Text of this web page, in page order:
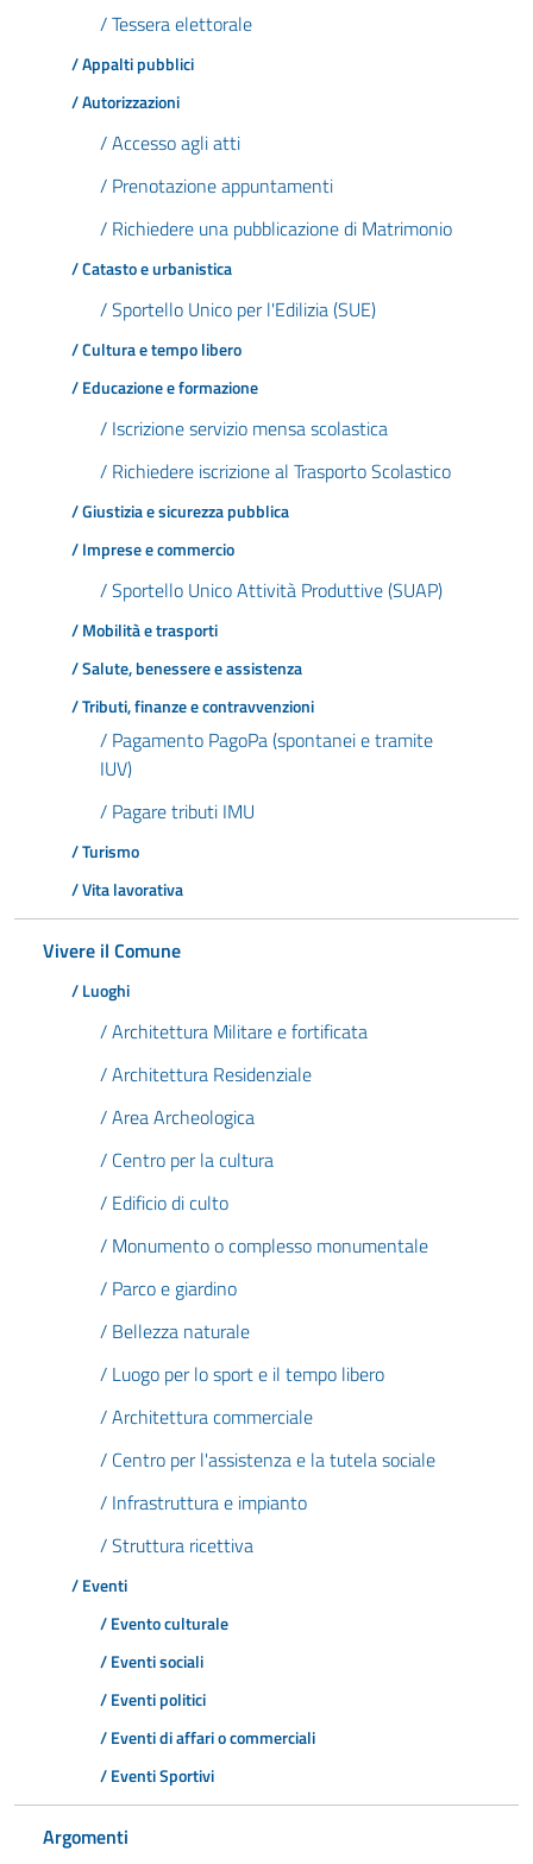
/ Tessera elettorale
/ Appalti pubblici
/ Autorizzazioni
/ Accesso agli atti
/ Prenotazione appuntamenti
/ Richiedere una pubblicazione di Matrimonio
/ Catasto e urbanistica
/ Sportello Unico per l'Edilizia (SUE)
/ Cultura e tempo libero
/ Educazione e formazione
/ Iscrizione servizio mensa scolastica
/ Richiedere iscrizione al Trasporto Scolastico
/ Giustizia e sicurezza pubblica
/ Imprese e commercio
/ Sportello Unico Attività Produttive (SUAP)
/ Mobilità e trasporti
/ Salute, benessere e assistenza
/ Tributi, finanze e contravvenzioni
/ Pagamento PagoPa (spontanei e tramite
IUV)
/ Pagare tributi IMU
/ Turismo
/ Vita lavorativa
Vivere il Comune
/ Luoghi
/ Architettura Militare e fortificata
/ Architettura Residenziale
/ Area Archeologica
/ Centro per la cultura
/ Edificio di culto
/ Monumento o complesso monumentale
/ Parco e giardino
/ Bellezza naturale
/ Luogo per lo sport e il tempo libero
/ Architettura commerciale
/ Centro per l'assistenza e la tutela sociale
/ Infrastruttura e impianto
/ Struttura ricettiva
/ Eventi
/ Evento culturale
/ Eventi sociali
/ Eventi politici
/ Eventi di affari o commerciali
/ Eventi Sportivi
Argomenti